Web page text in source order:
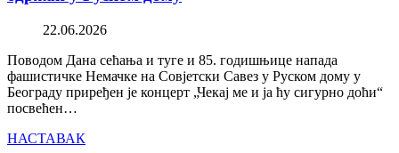
22.06.2026
Поводом Дана сећања и туге и 85. годишњице напада
фашистичке Немачке на Совјетски Савез у Руском дому у
Београду приређен је концерт „Чекај ме и ја ћу сигурно доћи“
посвећен…
НАСТАВАК